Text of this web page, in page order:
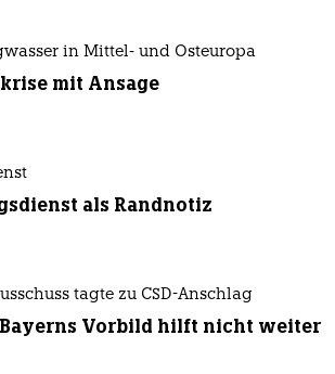
in Mittel- und Osteuropa
mit Ansage
als Randnotiz
tagte zu CSD-Anschlag
Vorbild hilft nicht weiter